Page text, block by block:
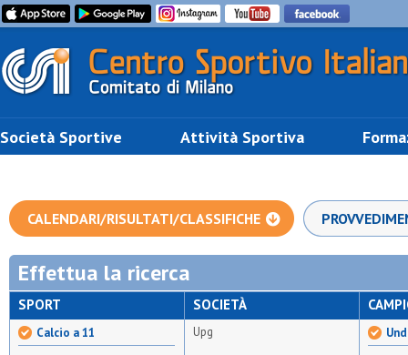
Società Sportive Attività Sportiva
CALENDARI/RISULTATI/CLASSIFICHE
Effettua la ricerca
SPORT
Calcio a 11
SOCIETÀ
Upg